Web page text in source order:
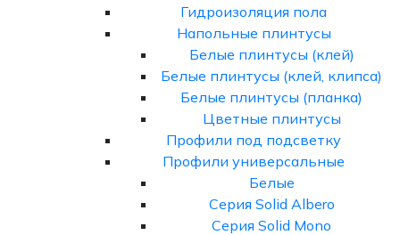
Гидроизоляция пола
Напольные плинтусы
Белые плинтусы (клей)
Белые плинтусы (клей, клипса)
Белые плинтусы (планка)
Цветные плинтусы
Профили под подсветку
Профили универсальные
Белые
Серия Solid Albero
Серия Solid Mono